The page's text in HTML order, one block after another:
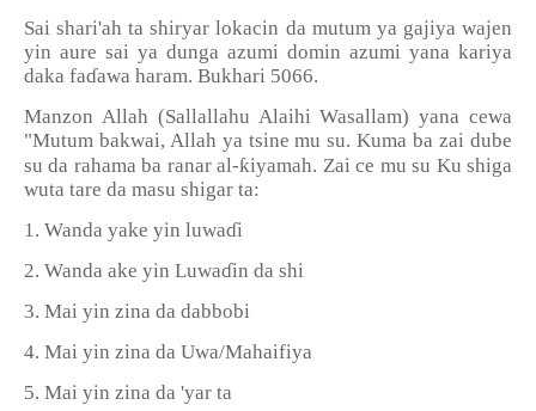
Sai shari'ah ta shiryar lokacin da mutum ya gajiya wajen
yin aure sai ya dunga azumi domin azumi yana kariya
daka faɗawa haram. Bukhari 5066.
Manzon Allah (Sallallahu Alaihi Wasallam) yana cewa
"Mutum bakwai, Allah ya tsine mu su. Kuma ba zai dube
su da rahama ba ranar al-ƙiyamah. Zai ce mu su Ku shiga
wuta tare da masu shigar ta:
1. Wanda yake yin luwaɗi
2. Wanda ake yin Luwaɗin da shi
3. Mai yin zina da dabbobi
4. Mai yin zina da Uwa/Mahaifiya
5. Mai yin zina da 'yar ta